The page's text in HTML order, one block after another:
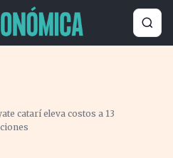
catarí eleva costos a 13